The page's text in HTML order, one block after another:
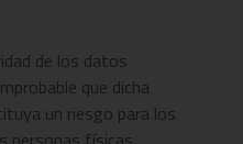
de los datos
que dicha
un riesgo para los